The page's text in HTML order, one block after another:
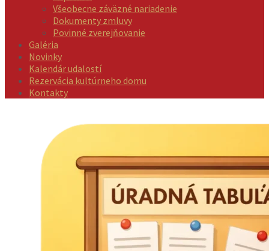
Všeobecne záväzné nariadenie
Dokumenty zmluvy
Povinné zverejňovanie
Galéria
Novinky
Kalendár udalostí
Rezervácia kultúrneho domu
Kontakty